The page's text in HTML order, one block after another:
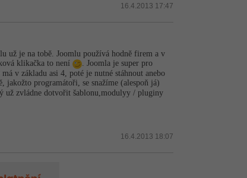
16.4.2013 17:47
už je na tobě. Joomlu používá hodně firem a v
klikačka to není
. Joomla je super pro
v základu asi 4, poté je nutné stáhnout anebo
programátoři, se snažíme (alespoň já)
už zvládne dotvořit šablonu,modulyy / pluginy
16.4.2013 18:07